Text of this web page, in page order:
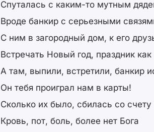
Спуталась с каким-то мутным
Вроде банкир с серьезными
С ним в загородный дом, к его
Встречать Новый год, праздник как
А там, выпили, встретили, банкир
Он тебя проиграл нам в карты!
Сколько их было, сбилась со счету
Кровь, пот, боль, более нет Бога